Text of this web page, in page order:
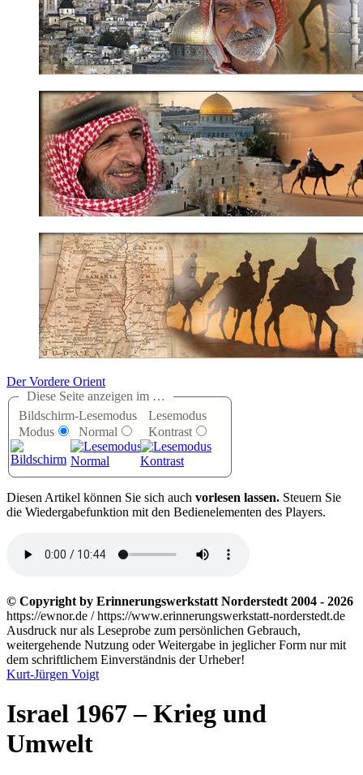
Der Vordere Orient
Diese Seite anzeigen im …
Bildschirm-
Modus
Lesemodus
Normal
Lesemodus
Kontrast
Diesen Artikel können Sie sich auch vorlesen lassen. Steuern Sie
die Wiedergabefunktion mit den Bedienelementen des Players.
© Copyright by Erinnerungswerkstatt Norderstedt 2004 - 2026
https://ewnor.de / https://www.erinnerungswerkstatt-norderstedt.de
Ausdruck nur als Leseprobe zum persönlichen Gebrauch,
weitergehende Nutzung oder Weitergabe in jeglicher Form nur mit
dem schriftlichem Einverständnis der Urheber!
Kurt-Jürgen Voigt
Israel 1967 – Krieg und
Umwelt